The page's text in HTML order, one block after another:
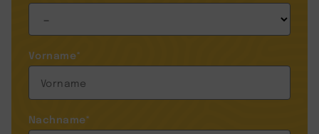
Vorname*
Nachname*